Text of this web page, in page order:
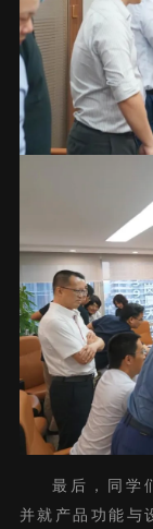
最后，同学
并就产品功能与